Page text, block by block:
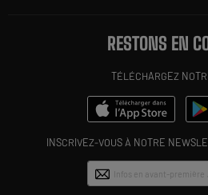
RESTONS EN
TÉLÉCHARGEZ
INSCRIVEZ-VOUS À NOTRE